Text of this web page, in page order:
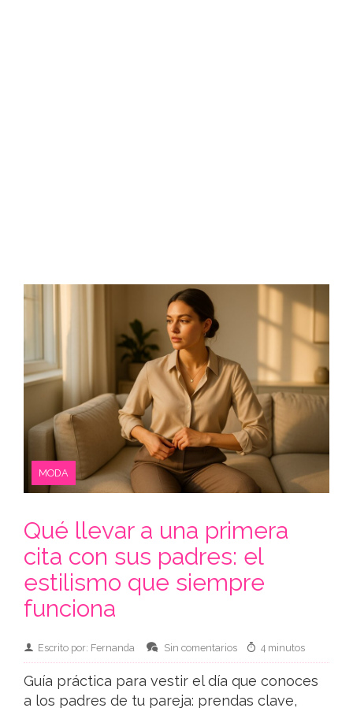
MODA
Qué llevar a una primera
cita con sus padres: el
estilismo que siempre
funciona
Escrito por: Fernanda Sin comentarios 4 minutos
Guía práctica para vestir el día que conoces
a los padres de tu pareja: prendas clave,